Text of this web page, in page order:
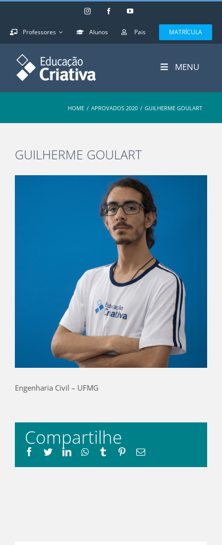
Skip
Instagram FacebookYouTube
Professores Alunos Pais MATRÍCULA
MENU
HOME / APROVADOS 2020 / GUILHERME GOULART
GUILHERME GOULART
Engenharia Civil – UFMG
Compartilhe
Facebook
TwitterLinkedInWhatsapp
TumblrPinterestEmail